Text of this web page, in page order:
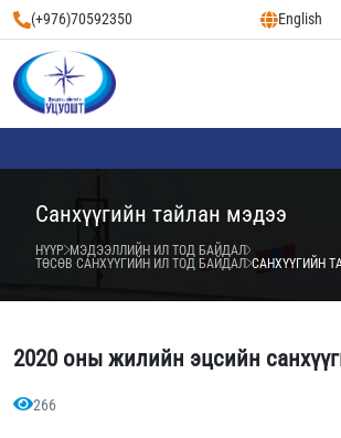
(+976)70592350 English
Санхүүгийн тайлан мэдээ
НҮҮР МЭДЭЭЛЛИЙН ИЛ ТОД БАЙДАЛ
ТӨСӨВ САНХҮҮГИЙН ИЛ ТОД БАЙДАЛ САНХҮҮГИЙН
2020 оны жилийн эцсийн
266